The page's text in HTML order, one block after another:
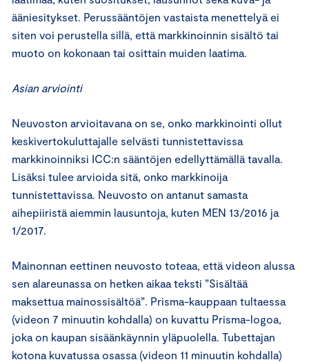
ääniesitykset. Perussääntöjen vastaista menettelyä ei
siten voi perustella sillä, että markkinoinnin sisältö tai
muoto on kokonaan tai osittain muiden laatima.
Asian arviointi
Neuvoston arvioitavana on se, onko markkinointi ollut
keskivertokuluttajalle selvästi tunnistettavissa
markkinoinniksi ICC:n sääntöjen edellyttämällä tavalla.
Lisäksi tulee arvioida sitä, onko markkinoija
tunnistettavissa. Neuvosto on antanut samasta
aihepiiristä aiemmin lausuntoja, kuten MEN 13/2016 ja
1/2017.
Mainonnan eettinen neuvosto toteaa, että videon alussa
sen alareunassa on hetken aikaa teksti ”Sisältää
maksettua mainossisältöä”. Prisma-kauppaan tultaessa
(videon 7 minuutin kohdalla) on kuvattu Prisma-logoa,
joka on kaupan sisäänkäynnin yläpuolella. Tubettajan
kotona kuvatussa osassa (videon 11 minuutin kohdalla)